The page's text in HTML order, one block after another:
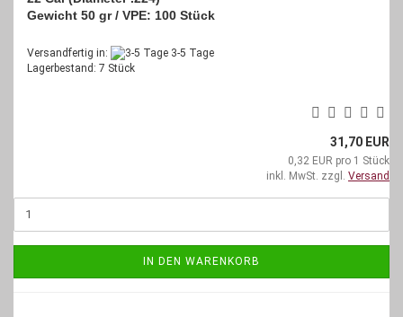
Gewicht 50 gr / VPE: 100 Stück
Versandfertig in:
3-5 Tage
Lagerbestand: 7 Stück
31,70 EUR
0,32 EUR pro 1 Stück
inkl. MwSt. zzgl. Versand
IN DEN WARENKORB